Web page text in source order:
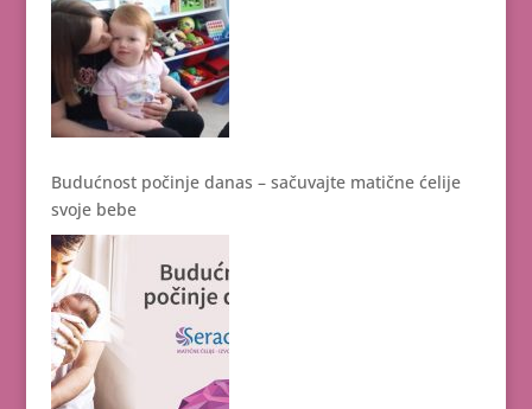
Budućnost počinje danas – sačuvajte matične ćelije
svoje bebe